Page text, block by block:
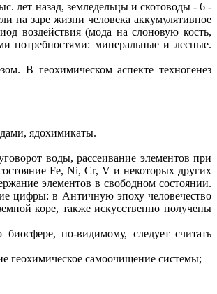
лет назад, земледельцы и скотоводы - 6 -
на заре жизни человека аккумулятивное
воздействия (мода на слоновую кость,
потребностями: минеральные и лесные.
. В геохимическом аспектетехногенез
ядохимикаты.
воды, рассеивание элементов при
Fe, Ni, Cr, V и некоторых других
элементов в свободном состоянии.
цифры: в Античную эпоху человечество
коре, также искусственно получены
по-видимому, следует считать
геохимическое самоочищение системы;